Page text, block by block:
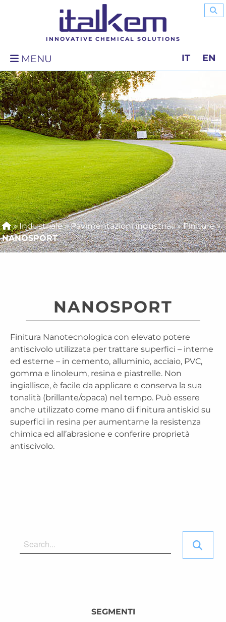
INNOVATIVE CHEMICAL SOLUTIONS
MENU IT EN
»Industriale»Pavimentazioni industriali»Finiture»
NANOSPORT
NANOSPORT
Finitura Nanotecnologica con elevato potere
antiscivolo utilizzata per trattare superfici – interne
ed esterne – in cemento, alluminio, acciaio, PVC,
gomma e linoleum, resina e piastrelle. Non
ingiallisce, è facile da applicare e conserva la sua
tonalità (brillante/opaca) nel tempo. Può essere
anche utilizzato come mano di finitura antiskid su
superfici in resina per aumentarne la resistenza
chimica ed all’abrasione e conferire proprietà
antiscivolo.
SEGMENTI